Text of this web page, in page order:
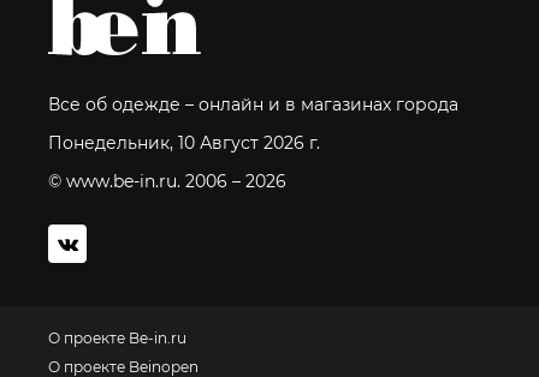
Все об одежде – онлайн и в магазинах города
Понедельник, 10 Август 2026 г.
© www.be-in.ru. 2006 – 2026
О проекте Be-in.ru
О проекте Beinopen